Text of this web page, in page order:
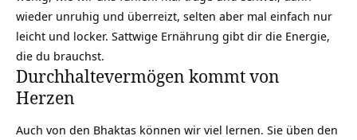
wieder unruhig und überreizt, selten aber mal einfach nur
leicht und locker. Sattwige Ernährung gibt dir die Energie,
die du brauchst.
Durchhaltevermögen kommt von
Herzen
Auch von den Bhaktas können wir viel lernen. Sie üben den